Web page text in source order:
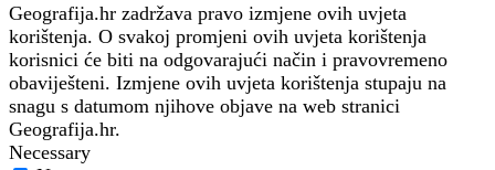
Geografija.hr zadržava pravo izmjene ovih uvjeta
korištenja. O svakoj promjeni ovih uvjeta korištenja
korisnici će biti na odgovarajući način i pravovremeno
obaviješteni. Izmjene ovih uvjeta korištenja stupaju na
snagu s datumom njihove objave na web stranici
Geografija.hr.
Necessary